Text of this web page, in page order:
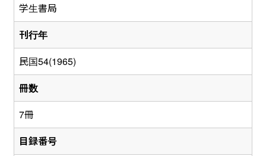
学生書局
刊行年
民国54(1965)
冊数
7冊
目録番号